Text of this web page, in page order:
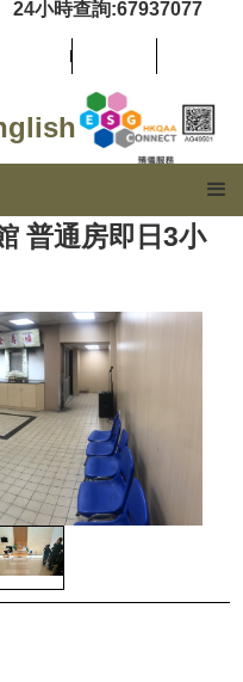
24小時查詢:67937077
普通房即日3小